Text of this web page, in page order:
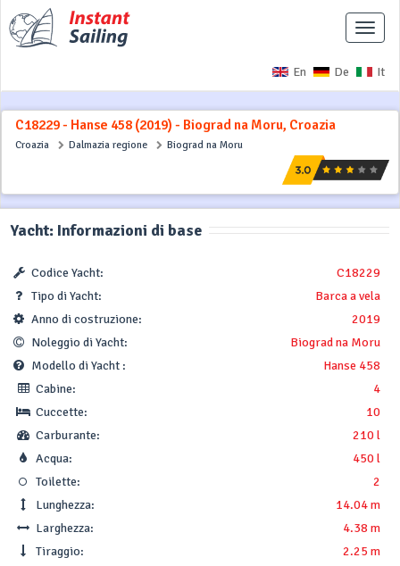
En De It
C18229 - Hanse 458 (2019) - Biograd na Moru, Croazia
Croazia Dalmazia regione Biograd na Moru
Yacht: Informazioni di base
Codice Yacht:
C18229
Tipo di Yacht:
Barca a vela
Anno di costruzione:
2019
Noleggio di Yacht:
Biograd na Moru
Modello di Yacht :
Hanse 458
Cabine:
4
Cuccette:
10
Carburante:
210 l
Acqua:
450 l
Toilette:
2
Lunghezza:
14.04 m
Larghezza:
4.38 m
Tiraggio:
2.25 m